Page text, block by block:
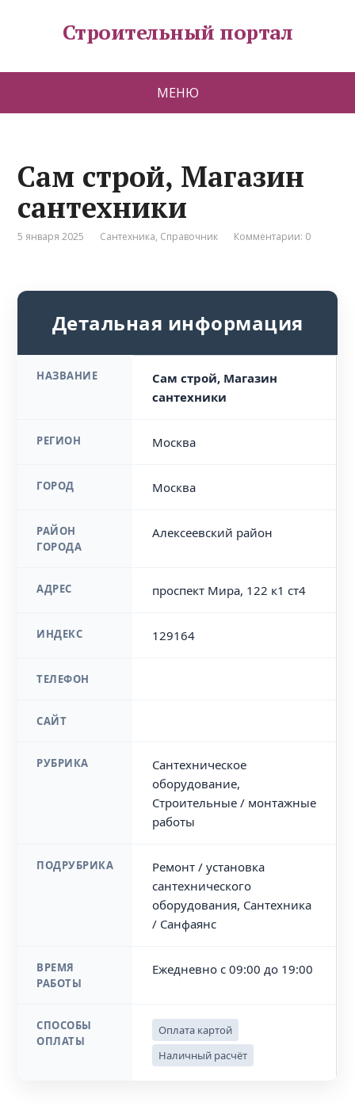
Строительный портал
МЕНЮ
Сам строй, Магазин
сантехники
5 января 2025 Сантехника, Справочник Комментарии: 0
Детальная информация
НАЗВАНИЕ
Сам строй, Магазин
сантехники
РЕГИОН Москва
ГОРОД Москва
РАЙОН
ГОРОДА
Алексеевский район
АДРЕС проспект Мира, 122 к1 ст4
ИНДЕКС 129164
ТЕЛЕФОН
САЙТ
РУБРИКА
Сантехническое
оборудование,
Строительные / монтажные
работы
ПОДРУБРИКА
Ремонт / установка
сантехнического
оборудования, Сантехника
/ Санфаянс
ВРЕМЯ
РАБОТЫ
Ежедневно с 09:00 до 19:00
СПОСОБЫ
ОПЛАТЫ
Оплата картой
Наличный расчёт